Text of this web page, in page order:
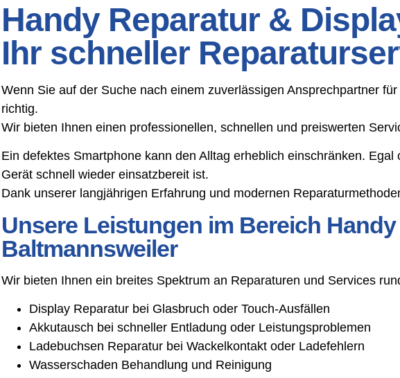
Handy Reparatur &
Ihr schneller
Wenn Sie auf der Suche nach einem zuverlässigen Ansprechpartner
richtig.
Wir bieten Ihnen einen professionellen, schnellen und preiswerten
Ein defektes Smartphone kann den Alltag erheblich einschränken.
Gerät schnell wieder einsatzbereit ist.
Dank unserer langjährigen Erfahrung und modernen
Unsere Leistungen im Bereich
Baltmannsweiler
Wir bieten Ihnen ein breites Spektrum an Reparaturen und Services
Display Reparatur bei Glasbruch oder Touch-Ausfällen
Akkutausch bei schneller Entladung oder Leistungsproblemen
Ladebuchsen Reparatur bei Wackelkontakt oder Ladefehlern
Wasserschaden Behandlung und Reinigung